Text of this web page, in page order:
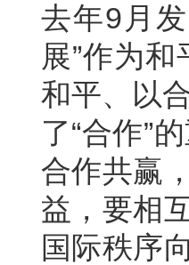
去年9月
展”作为
和平、以
了“合作”
合作共赢
益，要相
国际秩序